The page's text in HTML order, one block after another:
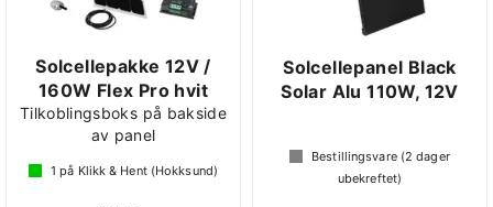
Solcellepakke 12V /
160W Flex Pro hvit
Tilkoblingsboks på bakside
av panel
1 på Klikk & Hent (Hokksund)
Solcellepanel Black
Solar Alu 110W, 12V
Bestillingsvare (2 dager
ubekreftet)